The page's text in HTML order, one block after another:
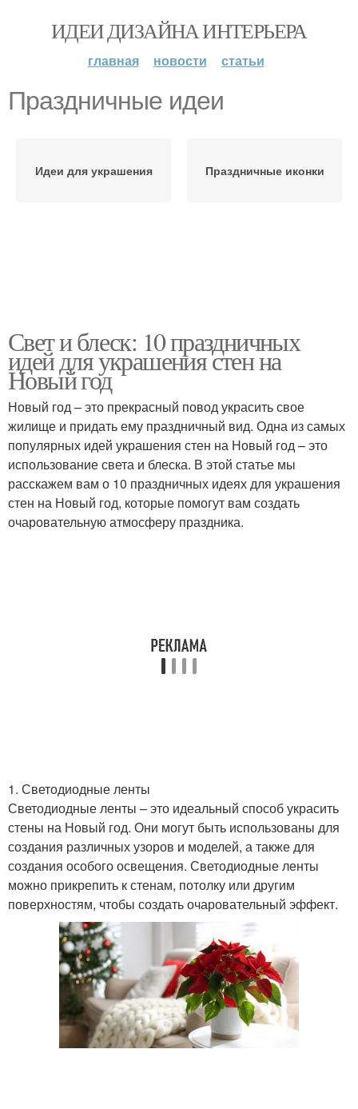
ИДЕИ ДИЗАЙНА ИНТЕРЬЕРА
главная новости статьи
Праздничные идеи
Идеи для украшения Праздничные иконки
Свет и блеск: 10 праздничных
идей для украшения стен на
Новый год
Новый год – это прекрасный повод украсить свое
жилище и придать ему праздничный вид. Одна из самых
популярных идей украшения стен на Новый год – это
использование света и блеска. В этой статье мы
расскажем вам о 10 праздничных идеях для украшения
стен на Новый год, которые помогут вам создать
очаровательную атмосферу праздника.
1. Светодиодные ленты
Светодиодные ленты – это идеальный способ украсить
стены на Новый год. Они могут быть использованы для
создания различных узоров и моделей, а также для
создания особого освещения. Светодиодные ленты
можно прикрепить к стенам, потолку или другим
поверхностям, чтобы создать очаровательный эффект.